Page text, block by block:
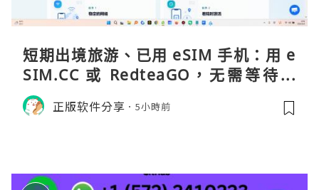
短期出境旅游、已用 eSIM 手机：用 e
SIM.CC 或 RedteaGO，无需等待收
货。需要“当地号码 + 通话短信”（如
打车、外卖、客户联络）：优先 Redt
正版软件分享 5小時前